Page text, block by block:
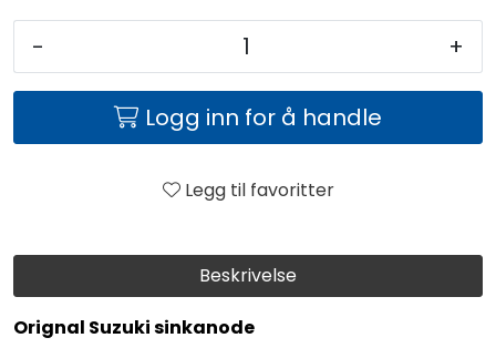
Beskrivelse
Orignal Suzuki sinkanode
- +
Logg inn for å handle
Legg til favoritter